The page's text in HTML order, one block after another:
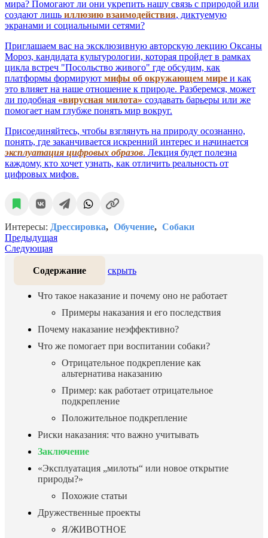
мира? Помогают ли они укрепить нашу связь с природой или
создают лишь иллюзию взаимодействия, диктуемую
экранами и социальными сетями?
Приглашаем вас на эксклюзивную авторскую лекцию Оксаны
Мороз, кандидата культурологии, которая пройдет в рамках
цикла встреч "Посольство живого" где обсудим, как
платформы формируют мифы об окружающем мире и как
это влияет на наше отношение к природе. Разберемся, может
ли подобная «вирусная милота» создавать барьеры или же
помогает нам глубже понять мир вокруг.
Присоединяйтесь, чтобы взглянуть на природу осознанно,
понять, где заканчивается искренний интерес и начинается
эксплуатация цифровых образов. Лекция будет полезна
каждому, кто хочет узнать, как отличить реальность от
цифровых мифов.
Интересы: Дрессировка Обучение
Собаки
Предыдущая
Следующая
Содержание скрыть
Что такое наказание и почему оно не работает
Примеры наказания и его последствия
Почему наказание неэффективно?
Что же помогает при воспитании собаки?
Отрицательное подкрепление как
альтернатива наказанию
Пример: как работает отрицательное
подкрепление
Положительное подкрепление
Риски наказания: что важно учитывать
Заключение
«Эксплуатация „милоты“ или новое открытие
природы?»
Похожие статьи
Дружественные проекты
Я/ЖИВОТНОЕ